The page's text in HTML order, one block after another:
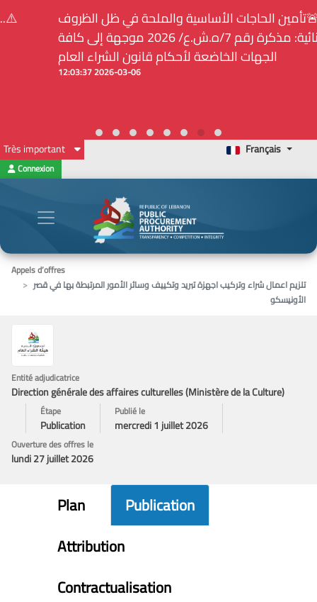
⚠️... ويكون النشر إلزامياً على المنصة الإلكترونيّة المركزيّة
لدى هيئة الشراء العام... الخ. (المادة 109 : الشفافية)
2026-02-24 13:48:11
Très important Français
Connexion
Appels d’offres
تلزيم اعمال شراء وتركيب اجهزة تبريد وتكييف وسائر الأمور المرتبطة بها في قصر
الأونيسكو
Entité adjudicatrice
Direction générale des affaires culturelles (Ministère de la Culture)
Étape
Publication
Publié le
mercredi 1 juillet 2026
Ouverture des offres le
lundi 27 juillet 2026
Plan
Publication
Attribution
Contractualisation